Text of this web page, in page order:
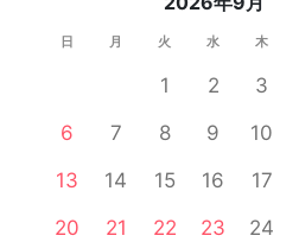
日 月 火 水 木
1 2 3
6
7 8 9 10
13
14 15 16 17
20
21 22 23 24